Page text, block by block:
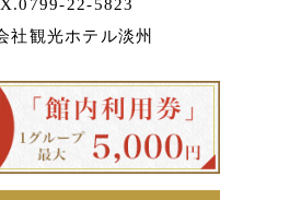
22-5823
社観光ホテル淡州